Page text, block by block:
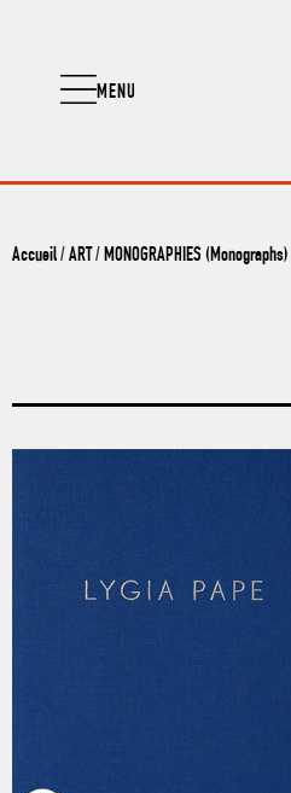
MENU
Accueil/ ART / MONOGRAPHIES (Monographs)